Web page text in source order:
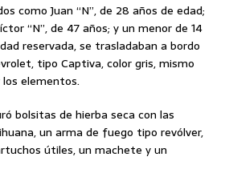
como Juan “N”, de 28 años de edad;
“N”, de 47 años; y un menor de 14
reservada, se trasladaban a bordo
tipo Captiva, color gris, mismo
elementos.
bolsitas de hierba seca con las
un arma de fuego tipo revólver,
útiles, un machete y un